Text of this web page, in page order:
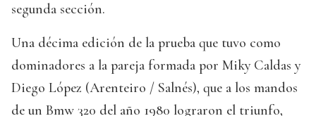
segunda sección.
Una décima edición de la prueba que tuvo como
dominadores a la pareja formada por Miky Caldas y
Diego López (Arenteiro / Salnés), que a los mandos
de un Bmw 320 del año 1980 lograron el triunfo,